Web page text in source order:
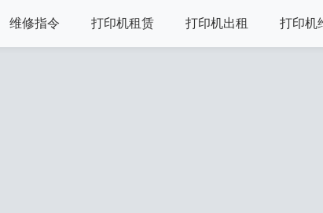
维修指令 打印机租赁 打印机出租 打印机